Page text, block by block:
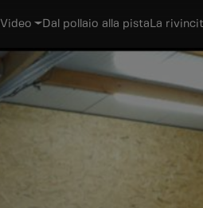
Video Dal pollaio alla pista La